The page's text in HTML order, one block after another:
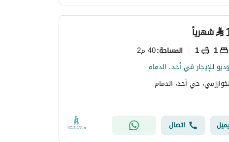
⃁شهرياً
1
1 المساحة:40 م2
للإيجار في أحد، الدمام
حي أحد، الدمام
اتصال